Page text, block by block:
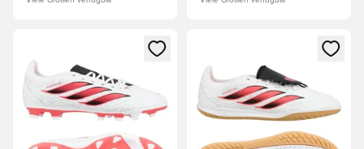
Öffnet ein Fenster zum Anmelden oder Registrieren als
Öffnet ein Fenster zum